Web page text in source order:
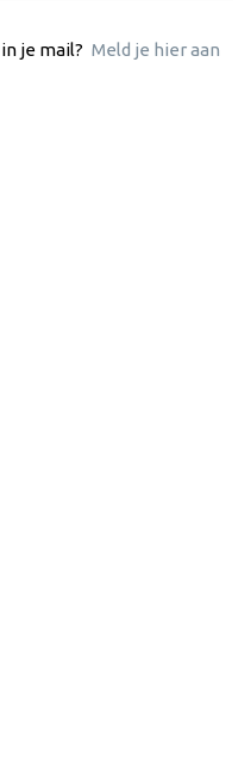
je mail? Meld je hier aan